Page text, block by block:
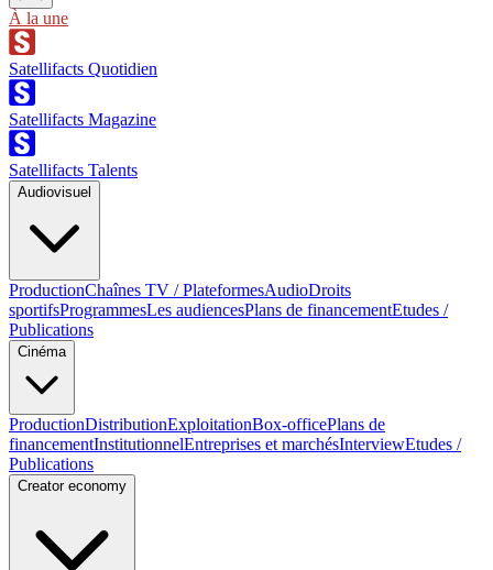
À la une
Satellifacts Quotidien
Satellifacts Magazine
Satellifacts Talents
Audiovisuel
ProductionChaînes TV / PlateformesAudioDroits
sportifsProgrammesLes audiencesPlans de financementEtudes /
Publications
Cinéma
ProductionDistributionExploitationBox-officePlans de
financementInstitutionnelEntreprises et marchésInterviewEtudes /
Publications
Creator economy